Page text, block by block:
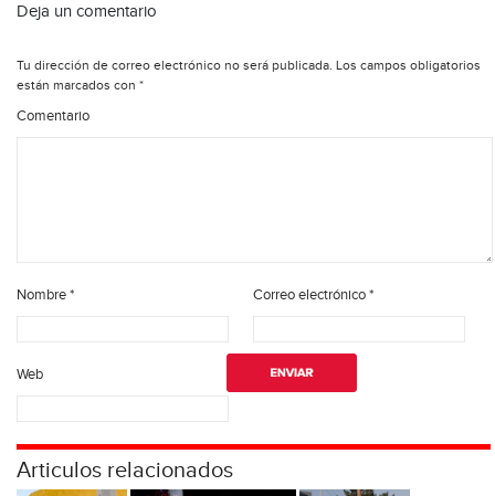
Deja un comentario
Tu dirección de correo electrónico no será publicada. Los campos obligatorios
están marcados con *
Comentario
Nombre* Correo electrónico*
Web
Articulos relacionados